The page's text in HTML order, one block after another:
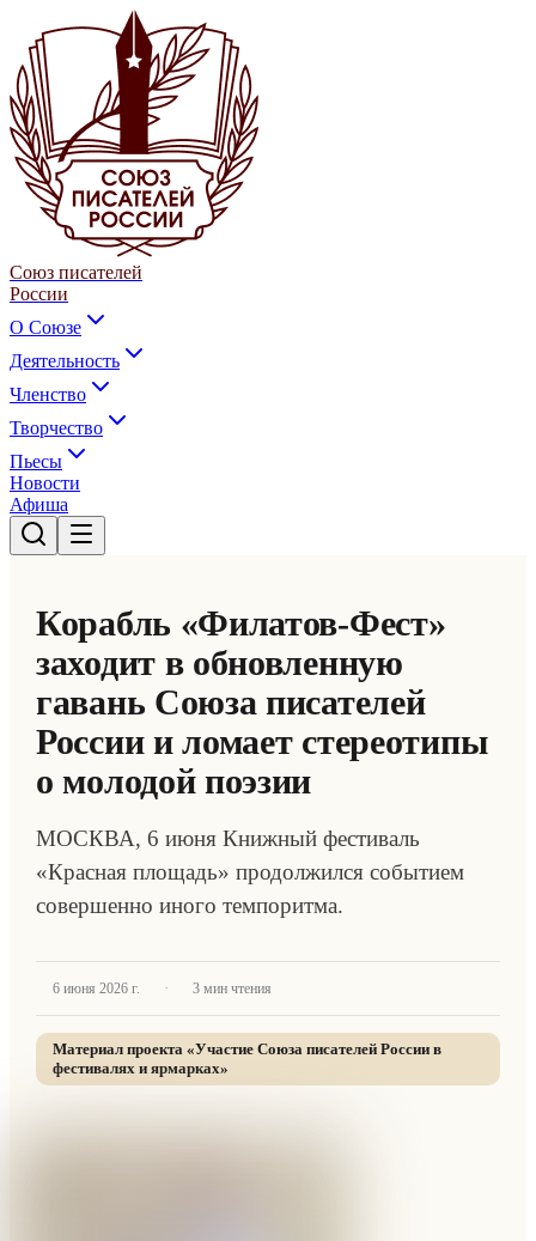
Союз писателей
России
О Союзе
Деятельность
Членство
Творчество
Пьесы
Новости
Афиша
Корабль «Филатов-Фест»
заходит в обновленную
гавань Союза писателей
России и ломает стереотипы
о молодой поэзии
МОСКВА, 6 июня Книжный фестиваль
«Красная площадь» продолжился событием
совершенно иного темпоритма.
6 июня 2026 г. · 3 мин чтения
Материал проекта «Участие Союза писателей России в
фестивалях и ярмарках»